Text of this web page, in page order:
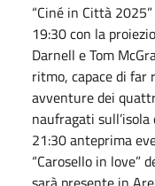
“Ciné in Città
19:30 con la
Darnell e Tom
ritmo, capace di far
avventure dei
naufragati sull’isola
21:30 anteprima
“Carosello in love”